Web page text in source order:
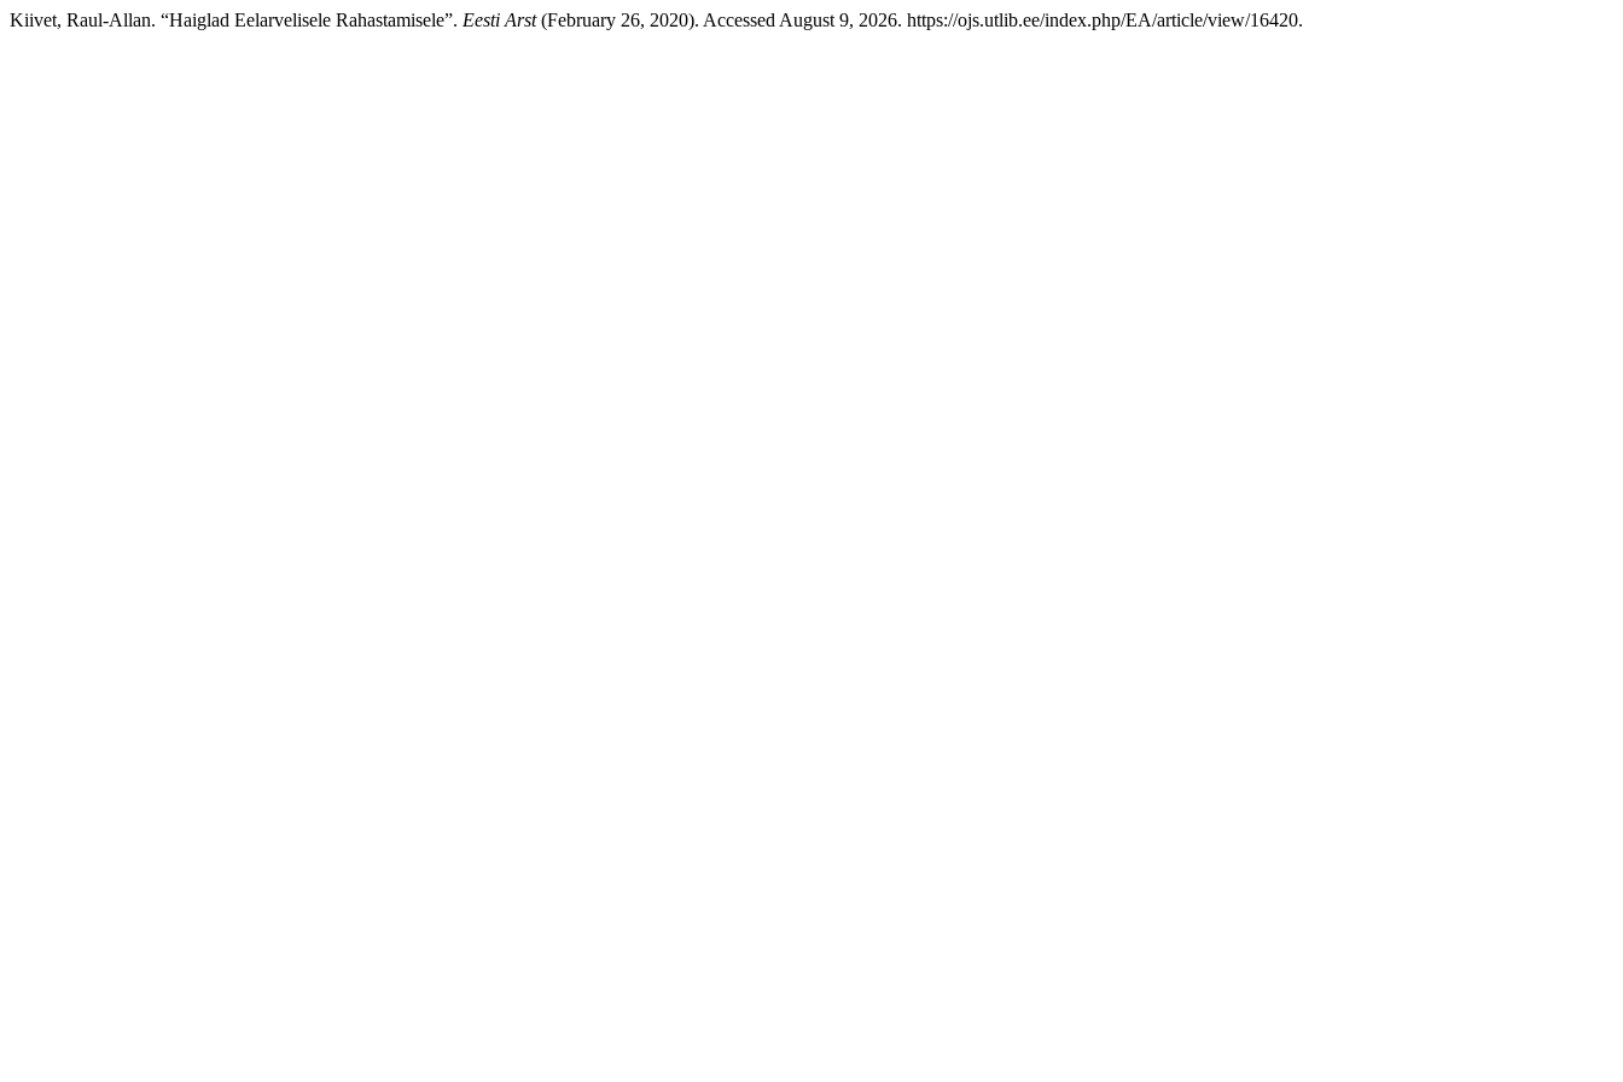
Kiivet, Raul-Allan. “Haiglad Eelarvelisele Rahastamisele”. Eesti Arst(February 26, 2020). Accessed August 9, 2026. https://ojs.utlib.ee/index.php/EA/article/view/16420.